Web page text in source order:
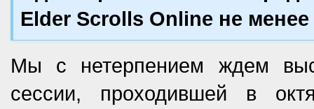
Elder Scrolls Online не менее
Мы с нетерпением ждем
сессии, проходившей в